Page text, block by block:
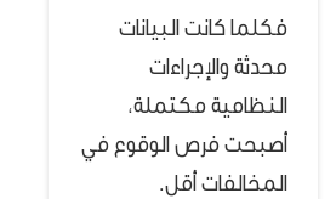
فكلما كانت البيانات
محدثة والإجراءات
النظامية مكتملة،
أصبحت فرص الوقوع في
المخالفات أقل.